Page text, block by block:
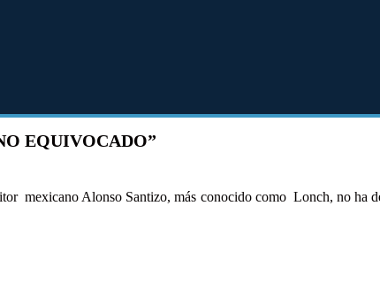
EQUIVOCADO”
mexicano Alonso Santizo, más conocido como Lonch, no ha